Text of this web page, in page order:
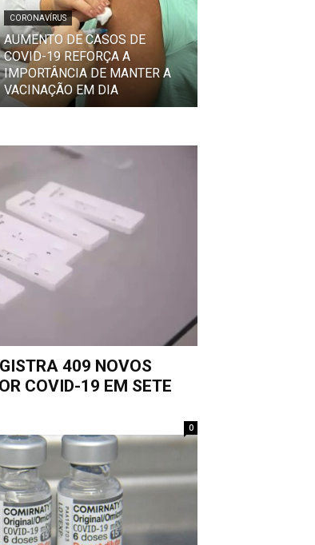
CORONAVÍRUS
AUMENTO DE CASOS DE
COVID-19 REFORÇA A
IMPORTÂNCIA DE MANTER A
VACINAÇÃO EM DIA
409 NOVOS
COVID-19 EM SETE
0